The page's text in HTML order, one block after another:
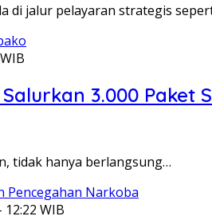
di jalur pelayaran strategis
3.000 Paket
tidak hanya berlangsung…
WIB